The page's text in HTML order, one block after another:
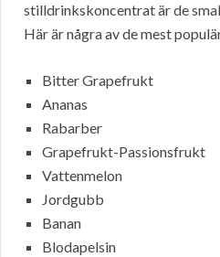
stilldrinkskoncentrat är de
Här är några av de mest
Bitter Grapefrukt
Ananas
Rabarber
Grapefrukt-Passionsfrukt
Vattenmelon
Jordgubb
Banan
Blodapelsin